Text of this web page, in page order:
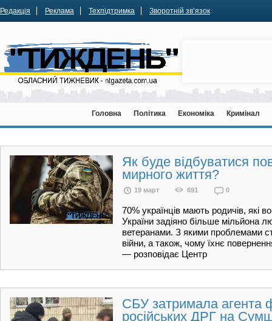
Редакція Реклама Техпідтримка Зворотній зв’язок
Головна Політика Економіка Кримінал
Як буде відбуватися
мирного життя?
19 март 691 0
70% українців мають родичів, які
України задіяно більше мільйона
ветеранами. З якими проблемами
війни, а також, чому їхнє
— розповідає Центр
СБУ затримала агента
російських ДРГ на